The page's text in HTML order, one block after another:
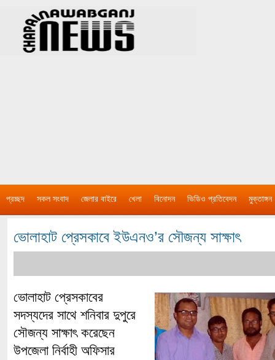
প্রচ্ছদ সকল সংবাদ জেলার বাইরে খেলা বিনোদন ভিডিও প্রতিবেদন মুক্তাঙ্গন
ভোলাহাট প্রেসকাবে ইউএনও’র সৌজন্য সাক্ষাৎ
ভোলাহাট প্রেসকাবের
সদস্যদের সাথে শনিবার দুপুরে
সৌজন্য সাক্ষাৎ করেছেন
উপজেলা নির্বাহী অফিসার